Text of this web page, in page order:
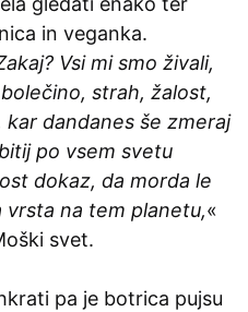
in veganka.
Vsi mi smo živali,
strah, žalost,
dandanes še zmeraj
po vsem svetu
dokaz, da morda le
na tem planetu,«
svet.
pa je botrica pujsu